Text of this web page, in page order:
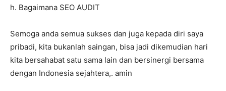
h. Bagaimana SEO AUDIT
Semoga anda semua sukses dan juga kepada diri saya
pribadi, kita bukanlah saingan, bisa jadi dikemudian hari
kita bersahabat satu sama lain dan bersinergi bersama
dengan Indonesia sejahtera,. amin